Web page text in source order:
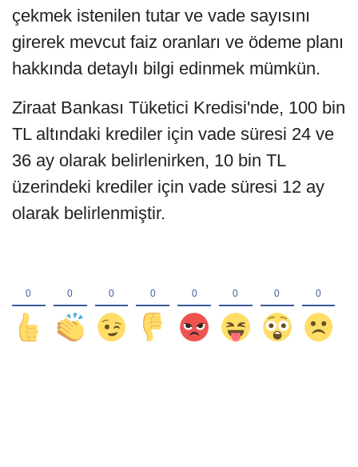
çekmek istenilen tutar ve vade sayısını
girerek mevcut faiz oranları ve ödeme planı
hakkında detaylı bilgi edinmek mümkün.
Ziraat Bankası Tüketici Kredisi'nde, 100 bin
TL altındaki krediler için vade süresi 24 ve
36 ay olarak belirlenirken, 10 bin TL
üzerindeki krediler için vade süresi 12 ay
olarak belirlenmiştir.